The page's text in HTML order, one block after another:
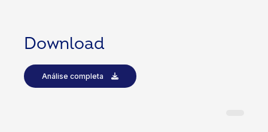
Download
Análise completa